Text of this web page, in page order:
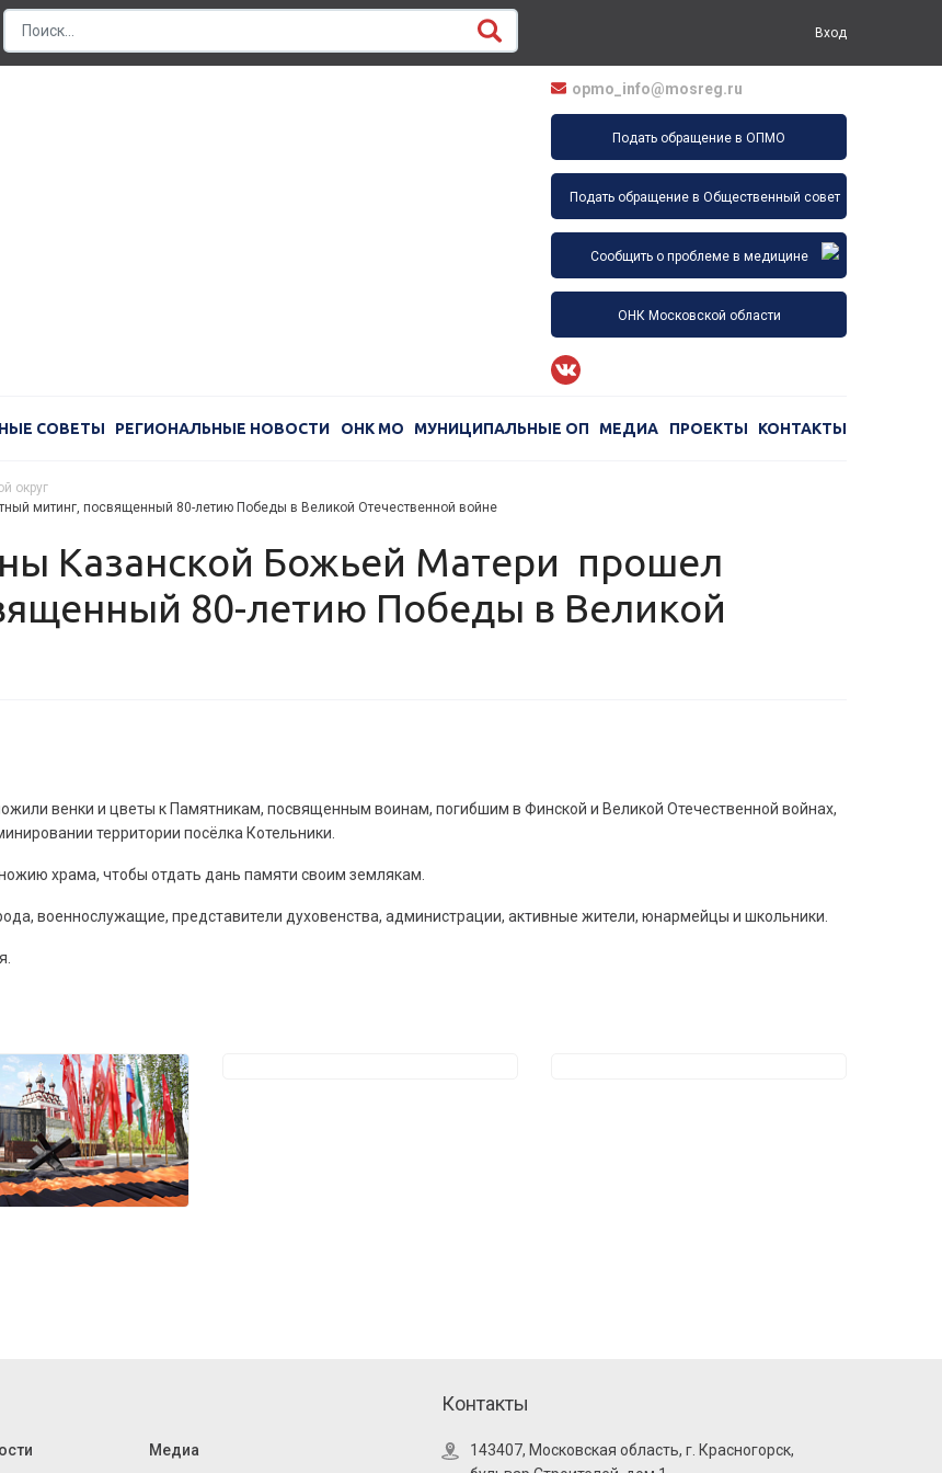
Вход
opmo_info@mosreg.ru
Подать обращение в ОПМО
Подать обращение в Общественный совет
Сообщить о проблеме в медицине
ОНК Московской области
СОВЕТЫ РЕГИОНАЛЬНЫЕ НОВОСТИ ОНК МО МУНИЦИПАЛЬНЫЕ ОП МЕДИА ПРОЕКТЫ КОНТАКТЫ
округ
митинг, посвященный 80-летию Победы в Великой Отечественной войне
80-летию Победы в Великой
венки и цветы к Памятникам, посвященным воинам, погибшим в Финской и Великой Отечественной войнах,
территории посёлка Котельники.
храма, чтобы отдать дань памяти своим землякам.
военнослужащие, представители духовенства, администрации, активные жители, юнармейцы и школьники.
Медиа
Контакты
143407, Московская область, г. Красногорск,